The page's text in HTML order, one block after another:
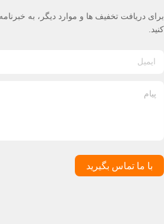
برای دریافت تخفیف ها و موارد دیگر، به
کنید.
با ما تماس بگیرید